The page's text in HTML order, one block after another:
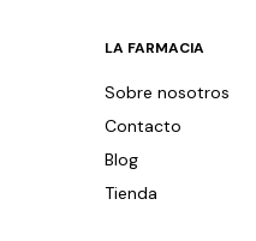
LA FARMACIA
Sobre nosotros
Contacto
Blog
Tienda